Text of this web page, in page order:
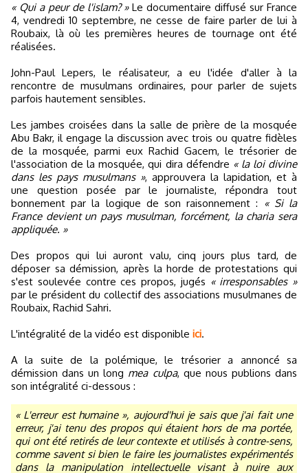
« Qui a peur de l'islam? »Le documentaire diffusé sur France
4, vendredi 10 septembre, ne cesse de faire parler de lui à
Roubaix, là où les premières heures de tournage ont été
réalisées.
John-Paul Lepers, le réalisateur, a eu l'idée d'aller à la
rencontre de musulmans ordinaires, pour parler de sujets
parfois hautement sensibles.
Les jambes croisées dans la salle de prière de la mosquée
Abu Bakr, il engage la discussion avec trois ou quatre fidèles
de la mosquée, parmi eux Rachid Gacem, le trésorier de
l'association de la mosquée, qui dira défendre « la loi divine
dans les pays musulmans », approuvera la lapidation, et à
une question posée par le journaliste, répondra tout
bonnement par la logique de son raisonnement : « Si la
France devient un pays musulman, forcément, la charia sera
appliquée. »
Des propos qui lui auront valu, cinq jours plus tard, de
déposer sa démission, après la horde de protestations qui
s'est soulevée contre ces propos, jugés « irresponsables »
par le président du collectif des associations musulmanes de
Roubaix, Rachid Sahri.
L'intégralité de la vidéo est disponible ici.
A la suite de la polémique, le trésorier a annoncé sa
démission dans un long mea culpa, que nous publions dans
son intégralité ci-dessous :
« L'erreur est humaine », aujourd'hui je sais que j'ai fait une
erreur, j'ai tenu des propos qui étaient hors de ma portée,
qui ont été retirés de leur contexte et utilisés à contre-sens,
comme savent si bien le faire les journalistes expérimentés
dans la manipulation intellectuelle visant à nuire aux